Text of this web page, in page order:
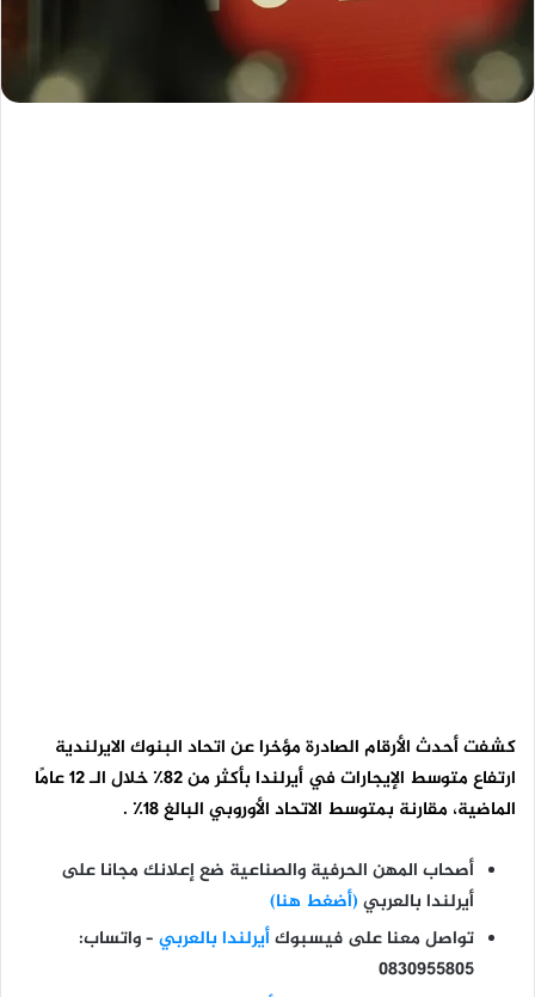
كشفت أحدث الأرقام الصادرة مؤخرا عن اتحاد البنوك الايرلندية
ارتفاع متوسط ​​الإيجارات في أيرلندا بأكثر من 82٪ خلال الـ 12 عامًا
الماضية، مقارنة بمتوسط ​​الاتحاد الأوروبي البالغ 18٪ .
أصحاب المهن الحرفية والصناعية ضع إعلانك مجانا على
أيرلندا بالعربي(أضغط هنا)
تواصل معنا على فيسبوكأيرلندا بالعربي – واتساب:
0830955805